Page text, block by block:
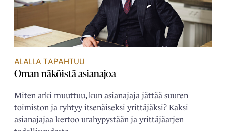
ALALLA TAPAHTUU
Oman näköistä ­asianajoa
Miten arki muuttuu, kun asianajaja jättää suuren
toimiston ja ryhtyy itsenäiseksi yrittäjäksi? Kaksi
asianajajaa kertoo urahypystään ja yrittäjäarjen